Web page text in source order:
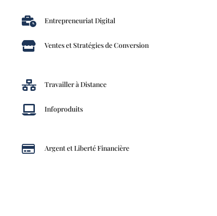
 Entrepreneuriat Digital
 Ventes et Stratégies de Conversion
 Travailler à Distance
 Infoproduits
 Argent et Liberté Financière